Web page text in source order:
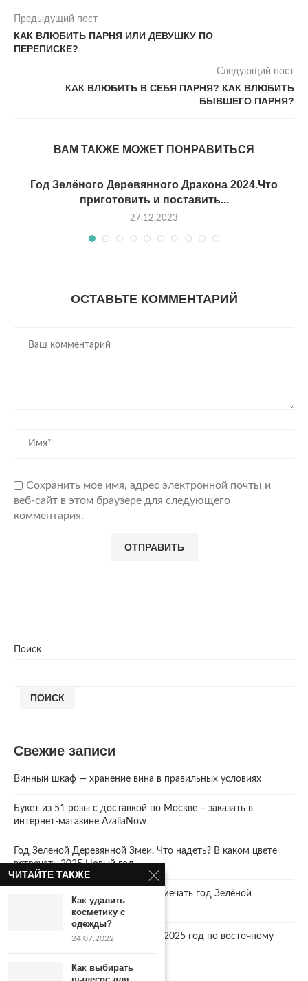
Предыдущий пост
КАК ВЛЮБИТЬ ПАРНЯ ИЛИ ДЕВУШКУ ПО
ПЕРЕПИСКЕ?
Следующий пост
КАК ВЛЮБИТЬ В СЕБЯ ПАРНЯ? КАК ВЛЮБИТЬ
БЫВШЕГО ПАРНЯ?
ВАМ ТАКЖЕ МОЖЕТ ПОНРАВИТЬСЯ
Год Зелёного Деревянного Дракона 2024.Что
приготовить и поставить...
27.12.2023
ОСТАВЬТЕ КОММЕНТАРИЙ
Сохранить мое имя, адрес электронной почты и
веб-сайт в этом браузере для следующего
комментария.
Поиск
ПОИСК
Свежие записи
Винный шкаф — хранение вина в правильных условиях
Букет из 51 розы с доставкой по Москве – заказать в
интернет-магазине AzaliaNow
Год Зеленой Деревянной Змеи. Что надеть? В каком цвете
встречать 2025 Новый год.
2025 год. Где и как правильно отмечать год Зелёной
Деревянной Змеи
Что год грядущий нам готовит… 2025 год по восточному
ЧИТАЙТЕ ТАКЖЕ
Как удалить
косметику с
одежды?
24.07.2022
Как выбирать